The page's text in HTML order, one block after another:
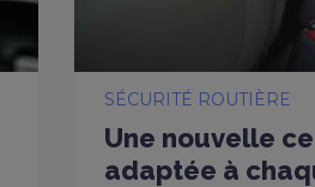
SÉCURITÉ ROUTIÈRE
Une nouvelle
adaptée à